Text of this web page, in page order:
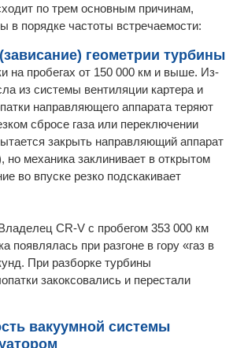
по трем основным причинам,
в порядке частоты встречаемости:
геометрии турбины
на пробегах от 150 000 км и выше. Из-
из системы вентиляции картера и
направляющего аппарата теряют
сбросе газа или переключении
закрыть направляющий аппарат
но механика заклинивает в открытом
во впуске резко подскакивает
CR-V с пробегом 353 000 км
появлялась при разгоне в гору «газ в
При разборке турбины
закоксовались и перестали
вакуумной системы